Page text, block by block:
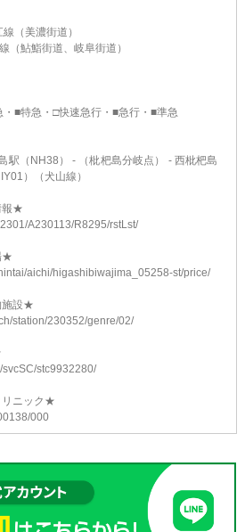
（美濃街道）
（鮎鮨街道、岐阜街道）
■特急・□快速急行・■急行・■準急
駅（NH38） - （枇杷島分岐点） - 西枇杷島
）（犬山線）
報★
A230113/R8295/rstLst/
★
aichi/higashibiwajima_05258-st/price/
施設★
station/230352/genre/02/
svcSC/stc9932280/
リニック★
000